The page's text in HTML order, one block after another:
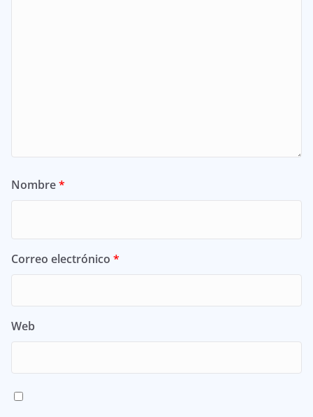
Nombre*
Correo electrónico *
Web